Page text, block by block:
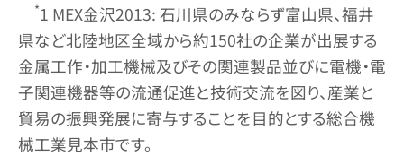
*1 MEX金沢2013: 石川県のみならず富山県、福井
県など北陸地区全域から約150社の企業が出展する
金属工作・加工機械及びその関連製品並びに電機・電
子関連機器等の流通促進と技術交流を図り、産業と
貿易の振興発展に寄与することを目的とする総合機
械工業見本市です。